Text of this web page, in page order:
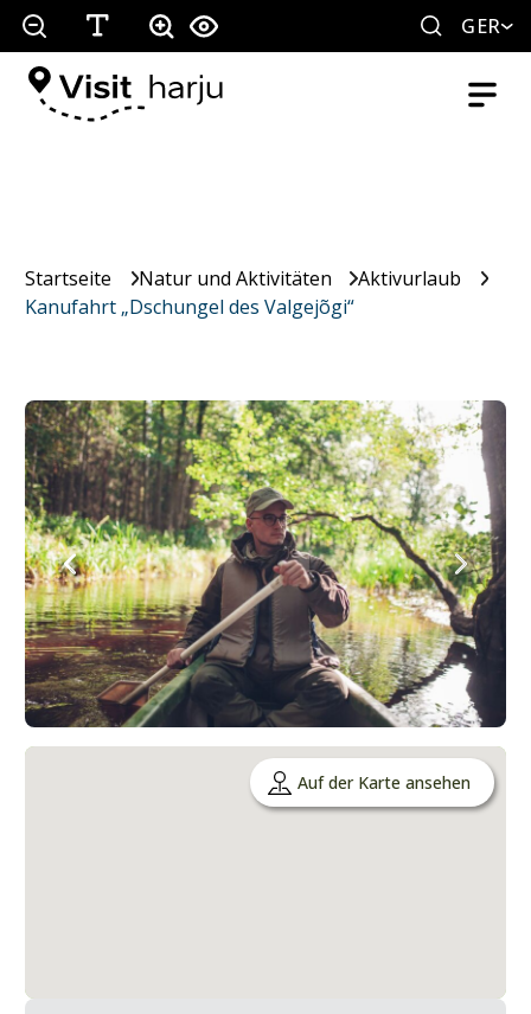
GER
Startseite Natur und Aktivitäten
Aktivurlaub
Kanufahrt „Dschungel des Valgejõgi“
Auf der Karte ansehen